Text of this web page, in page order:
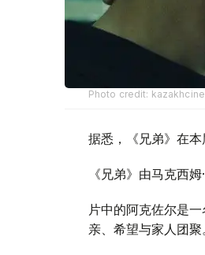
Photo credit:
据悉，《兄弟》在
《兄弟》由马克西
片中的阿克佐尔是
亲、希望与家人团聚